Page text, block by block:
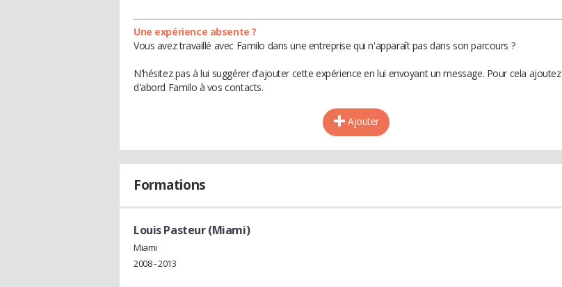
Une expérience absente ?
Vous avez travaillé avec Familo dans une entreprise qui n'apparaît pas dans son parcours ?
N'hésitez pas à lui suggérer d'ajouter cette expérience en lui envoyant un message. Pour cela ajoutez
d'abord Familo à vos contacts.
Ajouter
Formations
Louis Pasteur (Miami)
Miami
2008 - 2013